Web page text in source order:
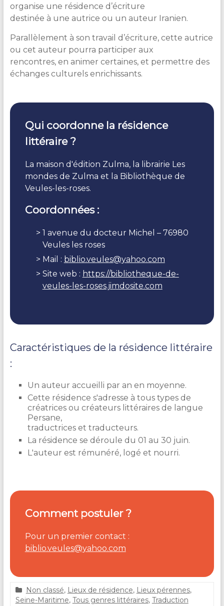
organise une résidence d’écriture
destinée à une autrice ou un auteur Iranien.
Parallèlement à son travail d’écriture, cette autrice
ou cet auteur pourra participer aux
rencontres, en animer certaines, et permettre des
échanges culturels enrichissants.
Qui coordonne la résidence
littéraire ?
La maison d'édition Zulma, la librairie Les
mondes de Zulma et la Bibliothèque de
Veules-les-roses.
Coordonnées :
1 avenue du docteur Michel – 76980
Veules les roses
Mail : biblio.veules@yahoo.com
Site web : https://bibliotheque-de-
veules-les-roses.jimdosite.com
Caractéristiques de la résidence littéraire
:
Un auteur accueilli par an en moyenne.
Cette résidence s'adresse à tous types de
créatrices ou créateurs littéraires de langue
Persane,
traductrices et traducteurs.
La résidence se déroule du 01 au 30 juin.
L'auteur est rémunéré, logé et nourri.
Comment postuler ?
Pour un premier contact :
biblio.veules@yahoo.com
2
Non classé, Lieux de résidence, Lieux pérennes,
Seine-Maritime, Tous genres littéraires, Traduction